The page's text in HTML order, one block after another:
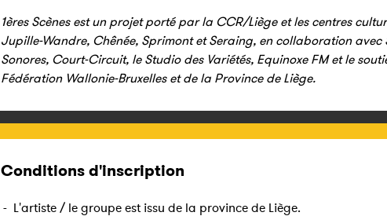
1ères Scènes est un projet porté par la CCR/Liège et les centres
Jupille-Wandre, Chênée, Sprimont et Seraing, en collaboration avec
Sonores, Court-Circuit, le Studio des Variétés, Equinoxe FM et le
Fédération Wallonie-Bruxelles et de la Province de Liège.
Conditions d'inscription
- L'artiste / le groupe est issu de la province de Liège.